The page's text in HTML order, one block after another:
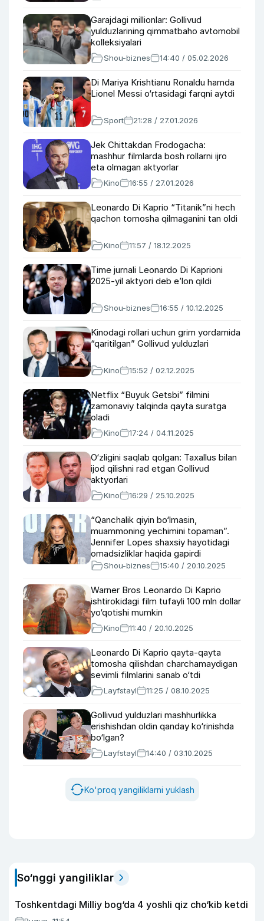
Garajdagi millionlar: Gollivud
yulduzlarining qimmatbaho avtomobil
kolleksiyalari
Shou-biznes 14:40 / 05.02.2026
Di Mariya Krishtianu Ronaldu hamda
Lionel Messi o‘rtasidagi farqni aytdi
Sport 21:28 / 27.01.2026
Jek Chittakdan Frodogacha:
mashhur filmlarda bosh rollarni ijro
eta olmagan aktyorlar
Kino 16:55 / 27.01.2026
Leonardo Di Kaprio “Titanik”ni hech
qachon tomosha qilmaganini tan oldi
Kino 11:57 / 18.12.2025
Time jurnali Leonardo Di Kaprioni
2025-yil aktyori deb e’lon qildi
Shou-biznes 16:55 / 10.12.2025
Kinodagi rollari uchun grim yordamida
“qaritilgan” Gollivud yulduzlari
Kino 15:52 / 02.12.2025
Netflix “Buyuk Getsbi” filmini
zamonaviy talqinda qayta suratga
oladi
Kino 17:24 / 04.11.2025
O‘zligini saqlab qolgan: Taxallus bilan
ijod qilishni rad etgan Gollivud
aktyorlari
Kino 16:29 / 25.10.2025
“Qanchalik qiyin bo‘lmasin,
muammoning yechimini topaman”.
Jennifer Lopes shaxsiy hayotidagi
omadsizliklar haqida gapirdi
Shou-biznes 15:40 / 20.10.2025
Warner Bros Leonardo Di Kaprio
ishtirokidagi film tufayli 100 mln dollar
yo‘qotishi mumkin
Kino 11:40 / 20.10.2025
Leonardo Di Kaprio qayta-qayta
tomosha qilishdan charchamaydigan
sevimli filmlarini sanab o‘tdi
Layfstayl 11:25 / 08.10.2025
Gollivud yulduzlari mashhurlikka
erishishdan oldin qanday ko‘rinishda
bo‘lgan?
Layfstayl 14:40 / 03.10.2025
Ko'proq yangiliklarni yuklash
So‘nggi yangiliklar
Toshkentdagi Milliy bog‘da 4 yoshli qiz cho‘kib ketdi